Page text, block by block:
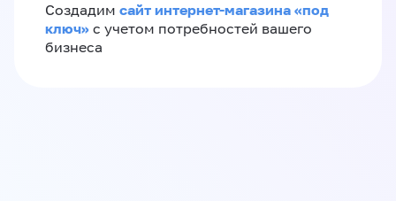
Создадим сайт интернет-магазина «под
ключ» с учетом потребностей вашего
бизнеса